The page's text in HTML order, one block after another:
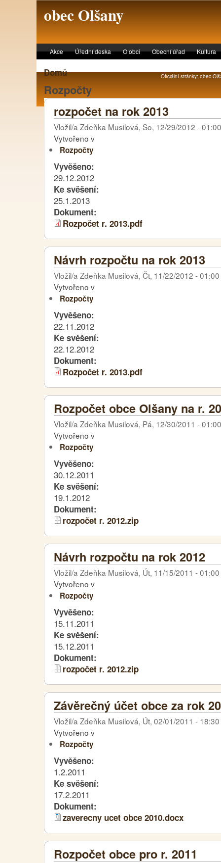
obec Olšany
Akce Úřední deska O obci Obecní úřad Kultura
Domů
Rozpočty
rozpočet na rok 2013
Vložil/a Zdeňka Musilová, So, 12/29/2012 - 01:00
Vytvořeno v
Rozpočty
Vyvěšeno:
29.12.2012
Ke svěšení:
25.1.2013
Dokument:
Rozpočet r. 2013.pdf
Návrh rozpočtu na rok 2013
Vložil/a Zdeňka Musilová, Čt, 11/22/2012 - 01:00
Vytvořeno v
Rozpočty
Vyvěšeno:
22.11.2012
Ke svěšení:
22.12.2012
Dokument:
Rozpočet r. 2013.pdf
Rozpočet obce Olšany na r.
Vložil/a Zdeňka Musilová, Pá, 12/30/2011 - 01:00
Vytvořeno v
Rozpočty
Vyvěšeno:
30.12.2011
Ke svěšení:
19.1.2012
Dokument:
rozpočet r. 2012.zip
Návrh rozpočtu na rok 2012
Vložil/a Zdeňka Musilová, Út, 11/15/2011 - 01:00
Vytvořeno v
Rozpočty
Vyvěšeno:
15.11.2011
Ke svěšení:
15.12.2011
Dokument:
rozpočet r. 2012.zip
Závěrečný účet obce za rok
Vložil/a Zdeňka Musilová, Út, 02/01/2011 - 18:30
Vytvořeno v
Rozpočty
Vyvěšeno:
1.2.2011
Ke svěšení:
17.2.2011
Dokument:
zaverecny ucet obce 2010.docx
Rozpočet obce pro r. 2011
Oficiální stránky: obec